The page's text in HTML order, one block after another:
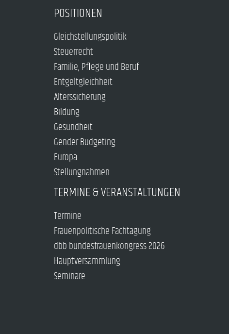
POSITIONEN
Gleichstellungspolitik
Steuerrecht
Familie, Pflege und Beruf
Entgeltgleichheit
Alterssicherung
Bildung
Gesundheit
Gender Budgeting
Europa
Stellungnahmen
TERMINE & VERANSTALTUNGEN
Termine
Frauenpolitische Fachtagung
dbb bundesfrauenkongress 2026
Hauptversammlung
Seminare